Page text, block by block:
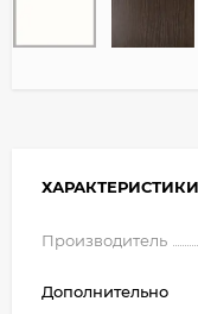
ХАРАКТЕРИСТИКИ
Производитель
Дополнительно